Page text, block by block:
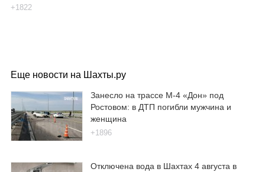
+1822
Еще новости на Шахты.ру
Занесло на трассе М-4 «Дон» под
Ростовом: в ДТП погибли мужчина и
женщина
+1896
Отключена вода в Шахтах 4 августа в